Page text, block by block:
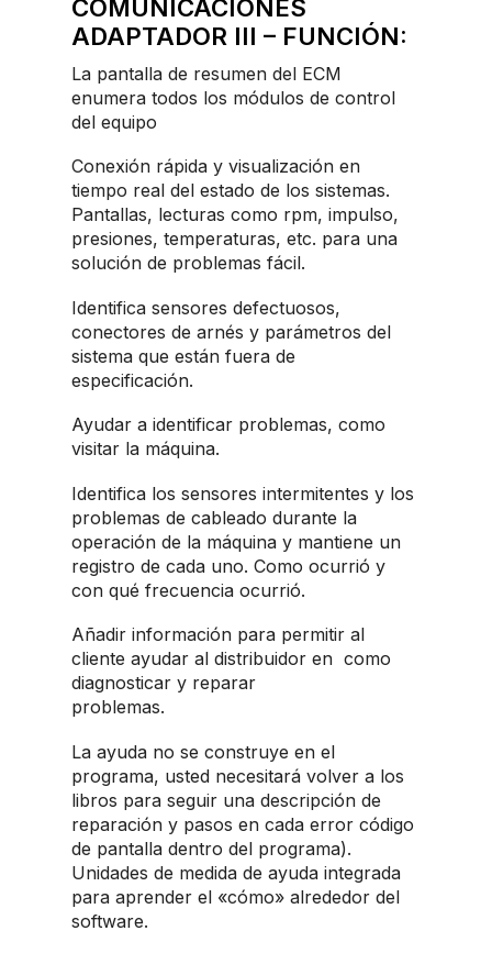
COMUNICACIONES
ADAPTADOR III – FUNCIÓN:
La pantalla de resumen del ECM
enumera todos los módulos de control
del equipo
Conexión rápida y visualización en
tiempo real del estado de los sistemas.
Pantallas, lecturas como rpm, impulso,
presiones, temperaturas, etc. para una
solución de problemas fácil.
Identifica sensores defectuosos,
conectores de arnés y parámetros del
sistema que están fuera de
especificación.
Ayudar a identificar problemas, como
visitar la máquina.
Identifica los sensores intermitentes y los
problemas de cableado durante la
operación de la máquina y mantiene un
registro de cada uno. Como ocurrió y
con qué frecuencia ocurrió.
Añadir información para permitir al
cliente ayudar al distribuidor en como
diagnosticar y reparar
problemas.
La ayuda no se construye en el
programa, usted necesitará volver a los
libros para seguir una descripción de
reparación y pasos en cada error código
de pantalla dentro del programa).
Unidades de medida de ayuda integrada
para aprender el «cómo» alrededor del
software.